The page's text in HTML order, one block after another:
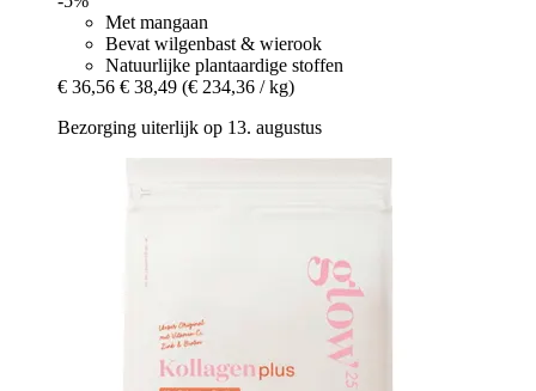
Met mangaan
Bevat wilgenbast & wierook
Natuurlijke plantaardige stoffen
€ 36,56 € 38,49 (€ 234,36 / kg)
Bezorging uiterlijk op 13. augustus